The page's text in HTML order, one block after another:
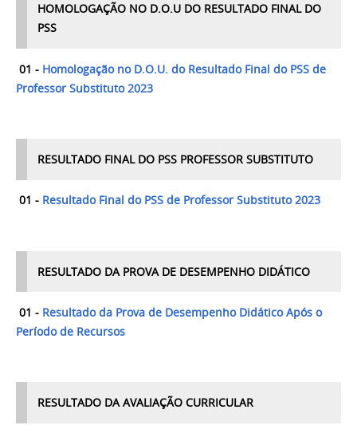
HOMOLOGAÇÃO NO D.O.U DO RESULTADO FINAL DO
PSS
01 - Homologação no D.O.U. do Resultado Final do PSS de
Professor Substituto 2023
RESULTADO FINAL DO PSS PROFESSOR SUBSTITUTO
01 - Resultado Final do PSS de Professor Substituto 2023
RESULTADO DA PROVA DE DESEMPENHO DIDÁTICO
01 - Resultado da Prova de Desempenho Didático Após o
Período de Recursos
RESULTADO DA AVALIAÇÃO CURRICULAR